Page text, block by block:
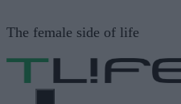
σε
περιεχόμενο
The female side of life